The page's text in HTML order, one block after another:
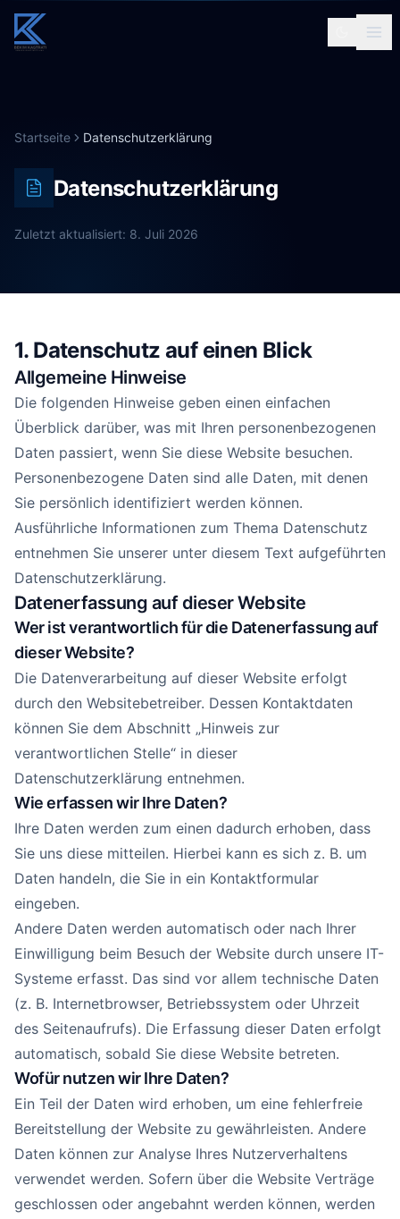
Startseite Datenschutzerklärung
Datenschutzerklärung
Zuletzt aktualisiert: 8. Juli 2026
1. Datenschutz auf einen Blick
Allgemeine Hinweise
Die folgenden Hinweise geben einen einfachen
Überblick darüber, was mit Ihren personenbezogenen
Daten passiert, wenn Sie diese Website besuchen.
Personenbezogene Daten sind alle Daten, mit denen
Sie persönlich identifiziert werden können.
Ausführliche Informationen zum Thema Datenschutz
entnehmen Sie unserer unter diesem Text aufgeführten
Datenschutzerklärung.
Datenerfassung auf dieser Website
Wer ist verantwortlich für die Datenerfassung auf
dieser Website?
Die Datenverarbeitung auf dieser Website erfolgt
durch den Websitebetreiber. Dessen Kontaktdaten
können Sie dem Abschnitt „Hinweis zur
verantwortlichen Stelle“ in dieser
Datenschutzerklärung entnehmen.
Wie erfassen wir Ihre Daten?
Ihre Daten werden zum einen dadurch erhoben, dass
Sie uns diese mitteilen. Hierbei kann es sich z. B. um
Daten handeln, die Sie in ein Kontaktformular
eingeben.
Andere Daten werden automatisch oder nach Ihrer
Einwilligung beim Besuch der Website durch unsere IT-
Systeme erfasst. Das sind vor allem technische Daten
(z. B. Internetbrowser, Betriebssystem oder Uhrzeit
des Seitenaufrufs). Die Erfassung dieser Daten erfolgt
automatisch, sobald Sie diese Website betreten.
Wofür nutzen wir Ihre Daten?
Ein Teil der Daten wird erhoben, um eine fehlerfreie
Bereitstellung der Website zu gewährleisten. Andere
Daten können zur Analyse Ihres Nutzerverhaltens
verwendet werden. Sofern über die Website Verträge
geschlossen oder angebahnt werden können, werden